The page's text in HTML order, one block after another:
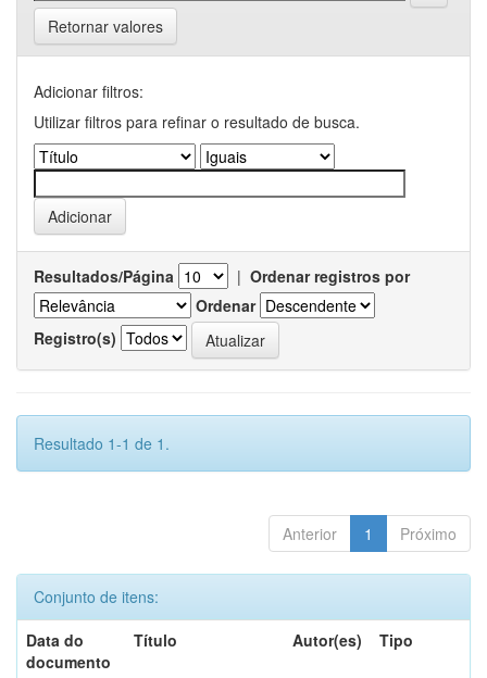
Retornar valores
Adicionar filtros:
Utilizar filtros para refinar o resultado de busca.
Resultados/Página | Ordenar registros por
Ordenar
Registro(s)
Resultado 1-1 de 1.
Anterior 1 Próximo
Conjunto de itens:
Data do
documento
Título Autor(es) Tipo